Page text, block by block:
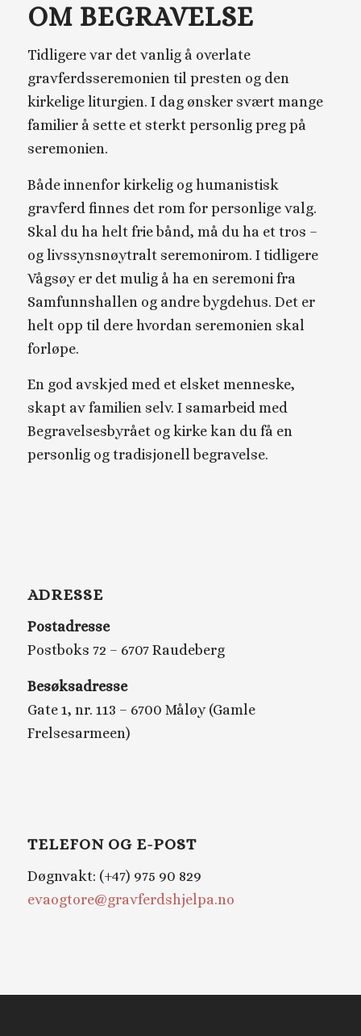
OM BEGRAVELSE
Tidligere var det vanlig å overlate
gravferdsseremonien til presten og den
kirkelige liturgien. I dag ønsker svært mange
familier å sette et sterkt personlig preg på
seremonien.
Både innenfor kirkelig og humanistisk
gravferd finnes det rom for personlige valg.
Skal du ha helt frie bånd, må du ha et tros –
og livssynsnøytralt seremonirom. I tidligere
Vågsøy er det mulig å ha en seremoni fra
Samfunnshallen og andre bygdehus. Det er
helt opp til dere hvordan seremonien skal
forløpe.
En god avskjed med et elsket menneske,
skapt av familien selv. I samarbeid med
Begravelsesbyrået og kirke kan du få en
personlig og tradisjonell begravelse.
ADRESSE
Postadresse
Postboks 72 – 6707 Raudeberg
Besøksadresse
Gate 1, nr. 113 – 6700 Måløy (Gamle
Frelsesarmeen)
TELEFON OG E-POST
Døgnvakt: (+47) 975 90 829
evaogtore@gravferdshjelpa.no